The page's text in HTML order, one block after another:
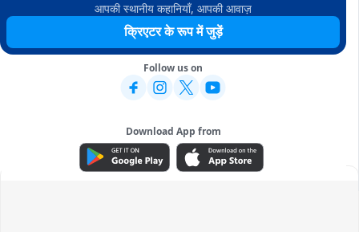
आपकी स्थानीय कहानियाँ, आपकी आवाज़
क्रिएटर के रूप में जुड़ें
Follow us on
Download App from
ADVERTISEMENT